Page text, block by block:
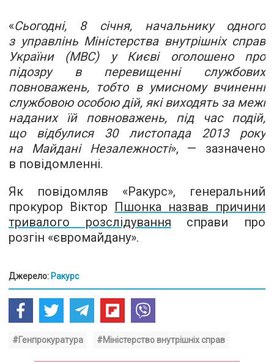
«Сьогодні, 8 січня, начальнику одного
з управлінь Міністерства внутрішніх справ
України (МВС) у Києві оголошено про
підозру в перевищенні службових
повноважень, тобто в умисному вчиненні
службовою особою дій, які виходять за межі
наданих їй повноважень, під час подій,
що відбулися 30 листопада 2013 року
на Майдані Незалежності», — зазначено
в повідомленні.
Як повідомляв «Ракурс», генеральний
прокурор Віктор Пшонка назвав причини
тривалого розслідування справи про
розгін «євромайдану».
Джерело: Ракурс
#Генпрокуратура #Міністерство внутрішніх справ